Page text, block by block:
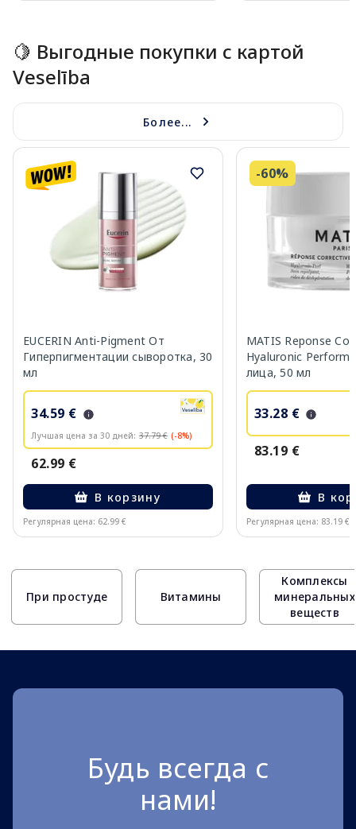
🍋 Выгодные покупки с картой
Veselība
Более...
EUCERIN Anti-Pigment От
Гиперпигментации сыворотка, 30
мл
34.59 €
Лучшая цена за 30 дней: 37.79 € (-8%)
62.99 €
В корзину
Регулярная цена: 62.99 €
-60%
MATIS Reponse
Hyaluronic
лица, 50 мл
33.28 €
83.19 €
В
Регулярная цена: 83.19 €
При простуде Витамины
Комплексы
минеральных
веществ
Будь всегда с
нами!